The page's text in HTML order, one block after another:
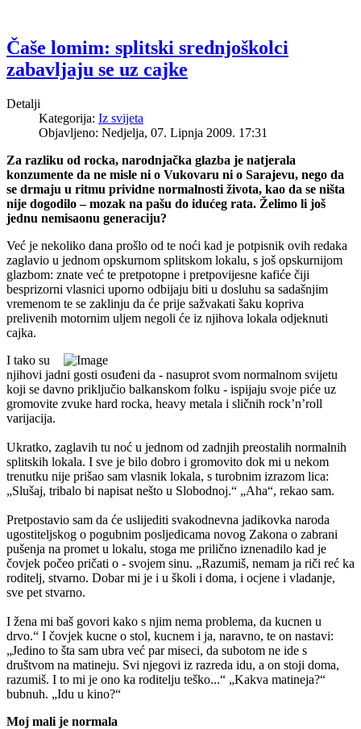
Čaše lomim: splitski srednjoškolci
zabavljaju se uz cajke
Detalji
Kategorija: Iz svijeta
Objavljeno: Nedjelja, 07. Lipnja 2009. 17:31
Za razliku od rocka, narodnjačka glazba je natjerala
konzumente da ne misle ni o Vukovaru ni o Sarajevu, nego da
se drmaju u ritmu prividne normalnosti života, kao da se ništa
nije dogodilo – mozak na pašu do idućeg rata. Želimo li još
jednu nemisaonu generaciju?
Već je nekoliko dana prošlo od te noći kad je potpisnik ovih redaka
zaglavio u jednom opskurnom splitskom lokalu, s još opskurnijom
glazbom: znate već te pretpotopne i pretpovijesne kafiće čiji
besprizorni vlasnici uporno odbijaju biti u dosluhu sa sadašnjim
vremenom te se zaklinju da će prije sažvakati šaku kopriva
prelivenih motornim uljem negoli će iz njihova lokala odjeknuti
cajka.
I tako su
njihovi jadni gosti osuđeni da - nasuprot svom normalnom svijetu
koji se davno priključio balkanskom folku - ispijaju svoje piće uz
gromovite zvuke hard rocka, heavy metala i sličnih rock’n’roll
varijacija.
Ukratko, zaglavih tu noć u jednom od zadnjih preostalih normalnih
splitskih lokala. I sve je bilo dobro i gromovito dok mi u nekom
trenutku nije prišao sam vlasnik lokala, s turobnim izrazom lica:
„Slušaj, tribalo bi napisat nešto u Slobodnoj.“ „Aha“, rekao sam.
Pretpostavio sam da će uslijediti svakodnevna jadikovka naroda
ugostiteljskog o pogubnim posljedicama novog Zakona o zabrani
pušenja na promet u lokalu, stoga me prilično iznenadilo kad je
čovjek počeo pričati o - svojem sinu. „Razumiš, nemam ja riči reć ka
roditelj, stvarno. Dobar mi je i u školi i doma, i ocjene i vladanje,
sve pet stvarno.
I žena mi baš govori kako s njim nema problema, da kucnen u
drvo.“ I čovjek kucne o stol, kucnem i ja, naravno, te on nastavi:
„Jedino to šta sam ubra već par miseci, da subotom ne ide s
društvom na matineju. Svi njegovi iz razreda idu, a on stoji doma,
razumiš. I to mi je ono ka roditelju teško...“ „Kakva matineja?“
bubnuh. „Idu u kino?“
Moj mali je normala